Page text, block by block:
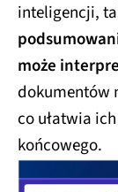
inteligencji,
może
dokumentów
co ułatwia
końcowego.